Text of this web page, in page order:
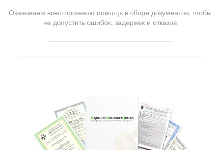
Оказываем всестороннюю помощь в сборе документов, чтобы
не допустить ошибок, задержек и отказов